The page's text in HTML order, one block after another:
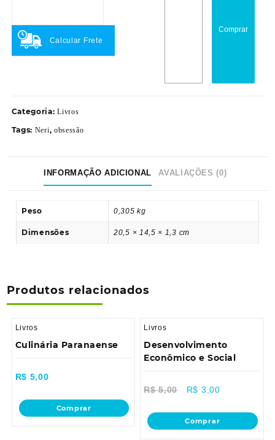
Calcular Frete
Comprar
Categoria:Livros
Tags: Neri, obsessão
INFORMAÇÃO ADICIONAL AVALIAÇÕES (0)
Peso 0,305 kg
Dimensões 20,5 × 14,5 × 1,3 cm
Produtos relacionados
Livros
Culinária Paranaense
R$ 5,00
Comprar
Livros
Desenvolvimento
Econômico e Social
R$5,00 R$ 3,00
Comprar